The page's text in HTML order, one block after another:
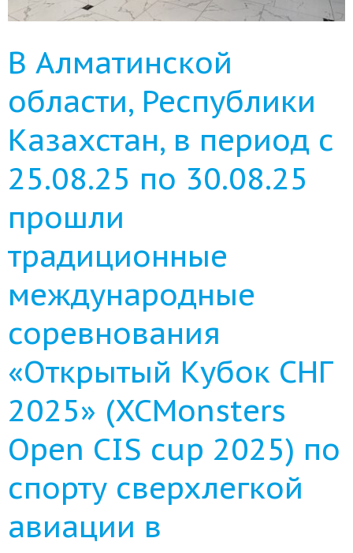
В Алматинской
области, Республики
Казахстан, в период с
25.08.25 по 30.08.25
прошли
традиционные
международные
соревнования
«Открытый Кубок СНГ
2025» (XCMonsters
Open CIS cup 2025) по
спорту сверхлегкой
авиации в